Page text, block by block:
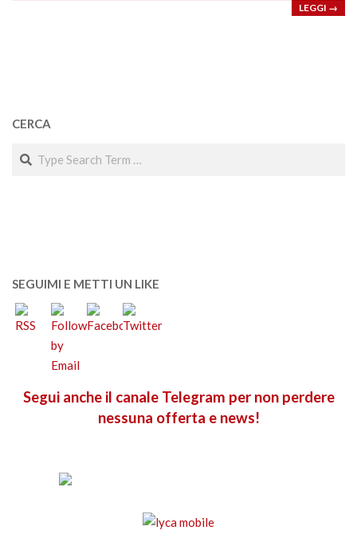
LEGGI →
CERCA
Search
SEGUIMI E METTI UN LIKE
Segui anche il canale Telegram per non perdere
nessuna offerta e news!